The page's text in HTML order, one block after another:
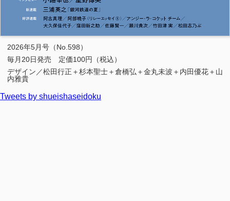
2026年5月号（No.598）
毎月20日発売 定価100円（税込）
デザイン／松田行正＋杉本聖士＋倉橋弘＋金丸未波＋内田優花＋山
内雅貴
Tweets by shueishaseidoku